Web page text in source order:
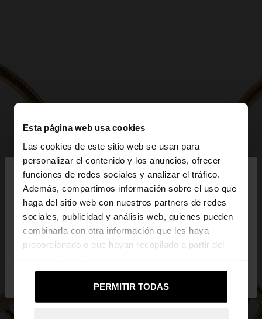
Esta página web usa cookies
Las cookies de este sitio web se usan para
personalizar el contenido y los anuncios, ofrecer
funciones de redes sociales y analizar el tráfico.
Además, compartimos información sobre el uso que
haga del sitio web con nuestros partners de redes
sociales, publicidad y análisis web, quienes pueden
combinarla con otra información que les haya
proporcionado o que hayan recopilado a partir del
PERMITIR TODAS
hola
Estás accediendo a la web de España. ¿Quieres ir a
la web de United States?